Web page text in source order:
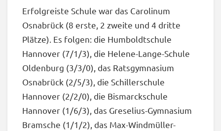
Erfolgreiste Schule war das Carolinum
Osnabrück (8 erste, 2 zweite und 4 dritte
Plätze). Es folgen: die Humboldtschule
Hannover (7/1/3), die Helene-Lange-Schule
Oldenburg (3/3/0), das Ratsgymnasium
Osnabrück (2/5/3), die Schillerschule
Hannover (2/2/0), die Bismarckschule
Hannover (1/6/3), das Greselius-Gymnasium
Bramsche (1/1/2), das Max-Windmüller-